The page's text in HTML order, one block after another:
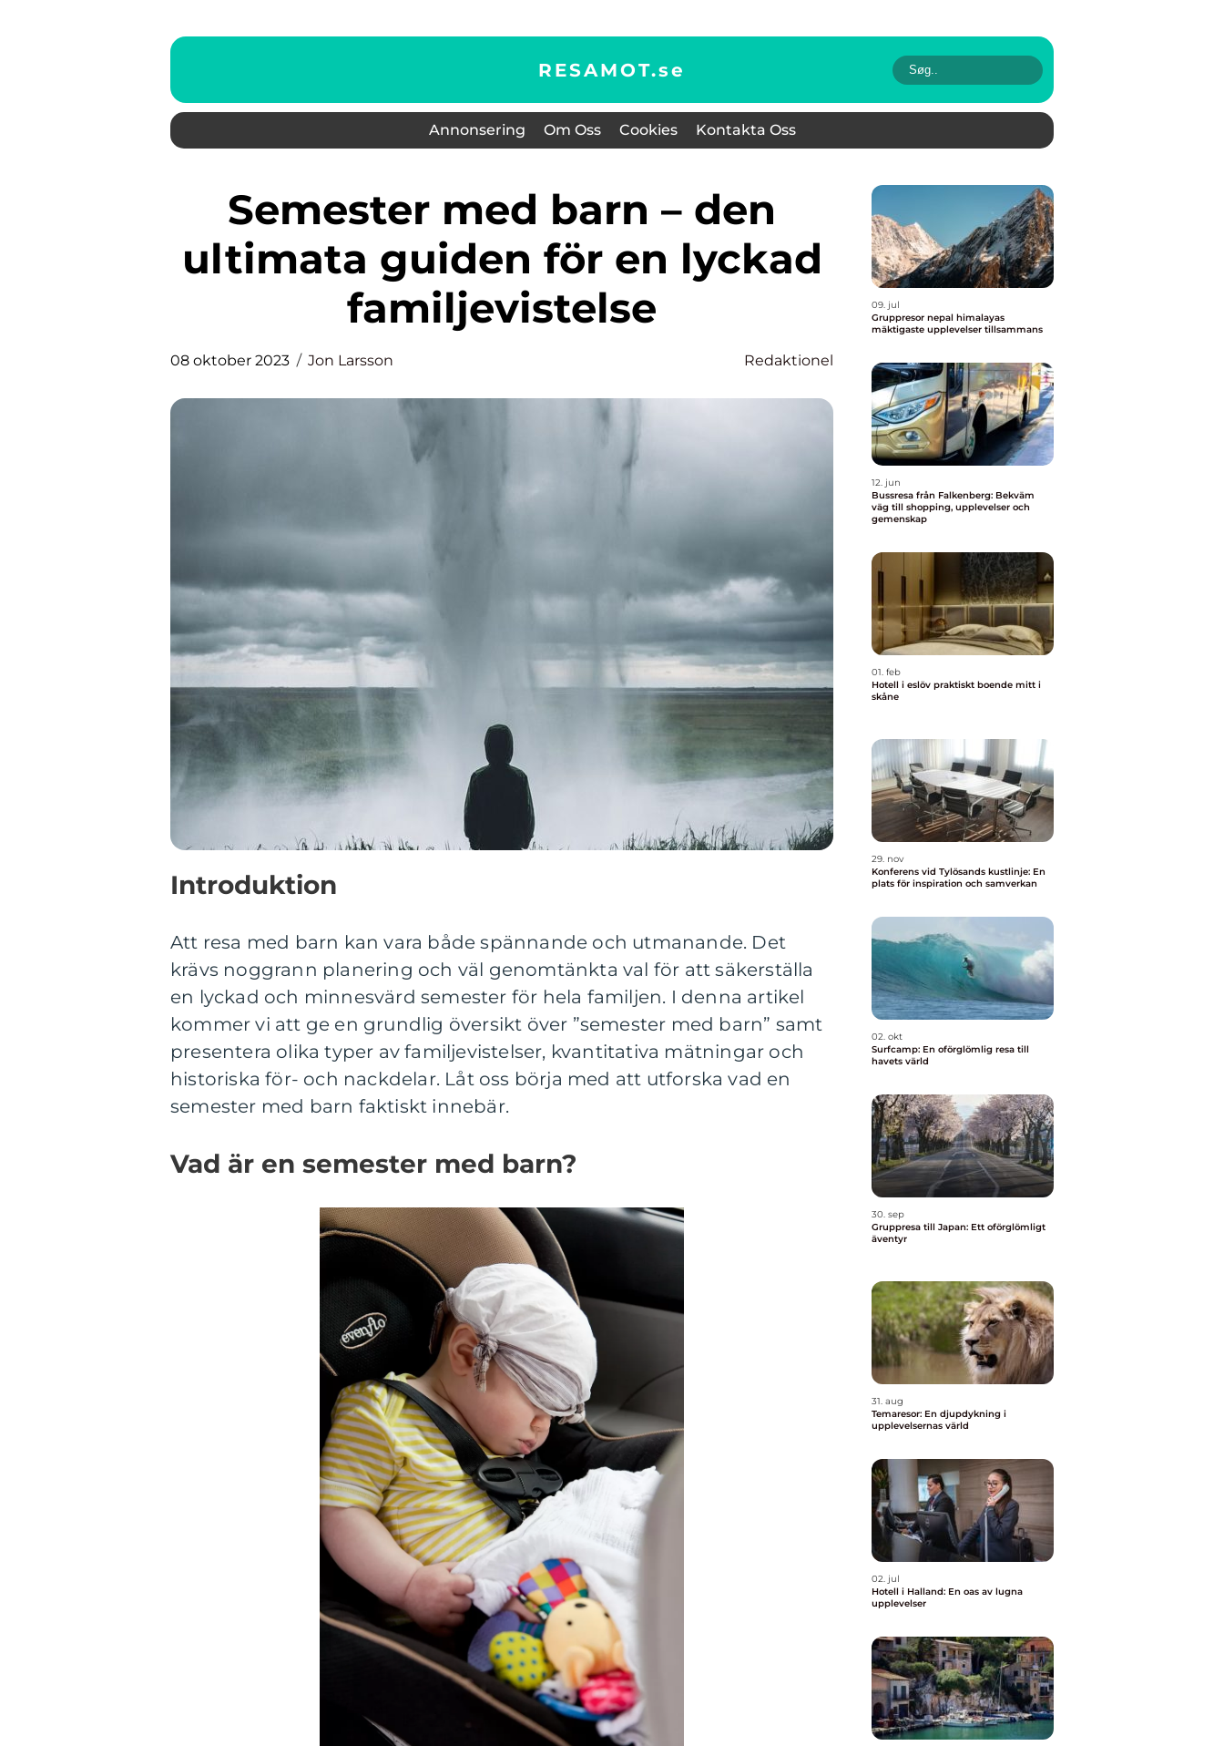
RESAMOT.se
Annonsering Om Oss Cookies Kontakta Oss
Semester med barn – den
ultimata guiden för en lyckad
familjevistelse
08 oktober 2023 Jon Larsson Redaktionel
Introduktion
Att resa med barn kan vara både spännande och utmanande. Det
krävs noggrann planering och väl genomtänkta val för att säkerställa
en lyckad och minnesvärd semester för hela familjen. I denna artikel
kommer vi att ge en grundlig översikt över ”semester med barn” samt
presentera olika typer av familjevistelser, kvantitativa mätningar och
historiska för- och nackdelar. Låt oss börja med att utforska vad en
semester med barn faktiskt innebär.
Vad är en semester med barn?
09. jul
Gruppresor nepal himalayas
mäktigaste upplevelser tillsammans
12. jun
Bussresa från Falkenberg: Bekväm
väg till shopping, upplevelser och
gemenskap
01. feb
Hotell i eslöv praktiskt boende mitt i
skåne
29. nov
Konferens vid Tylösands kustlinje: En
plats för inspiration och samverkan
02. okt
Surfcamp: En oförglömlig resa till
havets värld
30. sep
Gruppresa till Japan: Ett oförglömligt
äventyr
31. aug
Temaresor: En djupdykning i
upplevelsernas värld
02. jul
Hotell i Halland: En oas av lugna
upplevelser